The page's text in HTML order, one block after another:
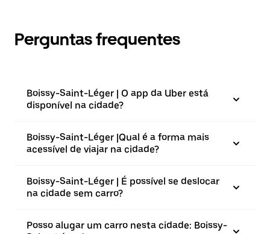
Perguntas frequentes
Boissy-Saint-Léger | O app da Uber está
disponível na cidade?
Boissy-Saint-Léger |⁠Qual é a forma mais
acessível de viajar na cidade?
Boissy-Saint-Léger | É possível se deslocar
na cidade sem carro?
Posso alugar um carro nesta cidade: Boissy-